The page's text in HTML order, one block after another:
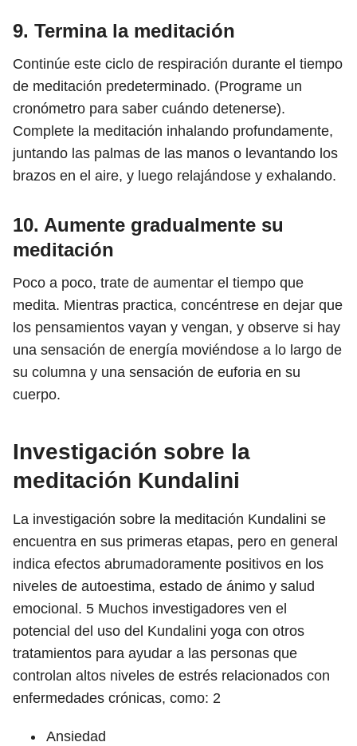
9. Termina la meditación
Continúe este ciclo de respiración durante el tiempo
de meditación predeterminado. (Programe un
cronómetro para saber cuándo detenerse).
Complete la meditación inhalando profundamente,
juntando las palmas de las manos o levantando los
brazos en el aire, y luego relajándose y exhalando.
10. Aumente gradualmente su
meditación
Poco a poco, trate de aumentar el tiempo que
medita. Mientras practica, concéntrese en dejar que
los pensamientos vayan y vengan, y observe si hay
una sensación de energía moviéndose a lo largo de
su columna y una sensación de euforia en su
cuerpo.
Investigación sobre la
meditación Kundalini
La investigación sobre la meditación Kundalini se
encuentra en sus primeras etapas, pero en general
indica efectos abrumadoramente positivos en los
niveles de autoestima, estado de ánimo y salud
emocional. 5 Muchos investigadores ven el
potencial del uso del Kundalini yoga con otros
tratamientos para ayudar a las personas que
controlan altos niveles de estrés relacionados con
enfermedades crónicas, como: 2
Ansiedad